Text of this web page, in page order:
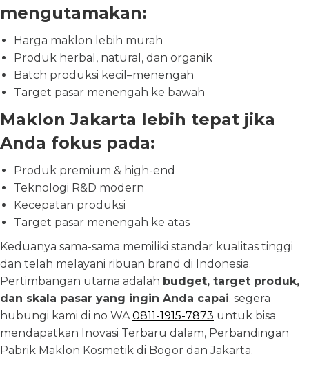
mengutamakan:
Harga maklon lebih murah
Produk herbal, natural, dan organik
Batch produksi kecil–menengah
Target pasar menengah ke bawah
Maklon Jakarta lebih tepat jika
Anda fokus pada:
Produk premium & high-end
Teknologi R&D modern
Kecepatan produksi
Target pasar menengah ke atas
Keduanya sama-sama memiliki standar kualitas tinggi
dan telah melayani ribuan brand di Indonesia.
Pertimbangan utama adalah budget, target produk,
dan skala pasar yang ingin Anda capai. segera
hubungi kami di no WA0811-1915-7873 untuk bisa
mendapatkan Inovasi Terbaru dalam, Perbandingan
Pabrik Maklon Kosmetik di Bogor dan Jakarta.